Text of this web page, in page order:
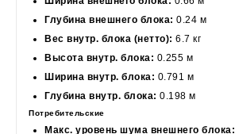
Глубина внешнего блока: 0.24 м
Вес внутр. блока (нетто): 6.7 кг
Высота внутр. блока: 0.255 м
Ширина внутр. блока: 0.791 м
Глубина внутр. блока: 0.198 м
Потребительские
Макс. уровень шума внешнего блока: